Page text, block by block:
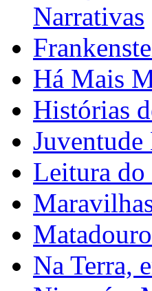
Narrativas
Há Mais
Histórias
Juventude
Leitura do
Na Terra,